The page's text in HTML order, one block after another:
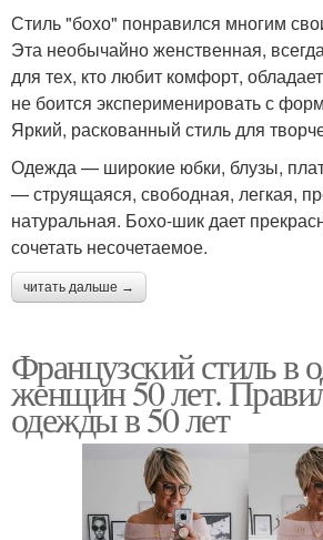
Стиль "бохо" понравился многим
Эта необычайно женственная,
для тех, кто любит комфорт,
не боится эксперименировать с
Яркий, раскованный стиль для
Одежда — широкие юбки, блузы,
— струящаяся, свободная, легкая,
натуральная. Бохо-шик дает
сочетать несочетаемое.
читать дальше →
Французский стиль в
женщин 50 лет.
одежды в 50 лет